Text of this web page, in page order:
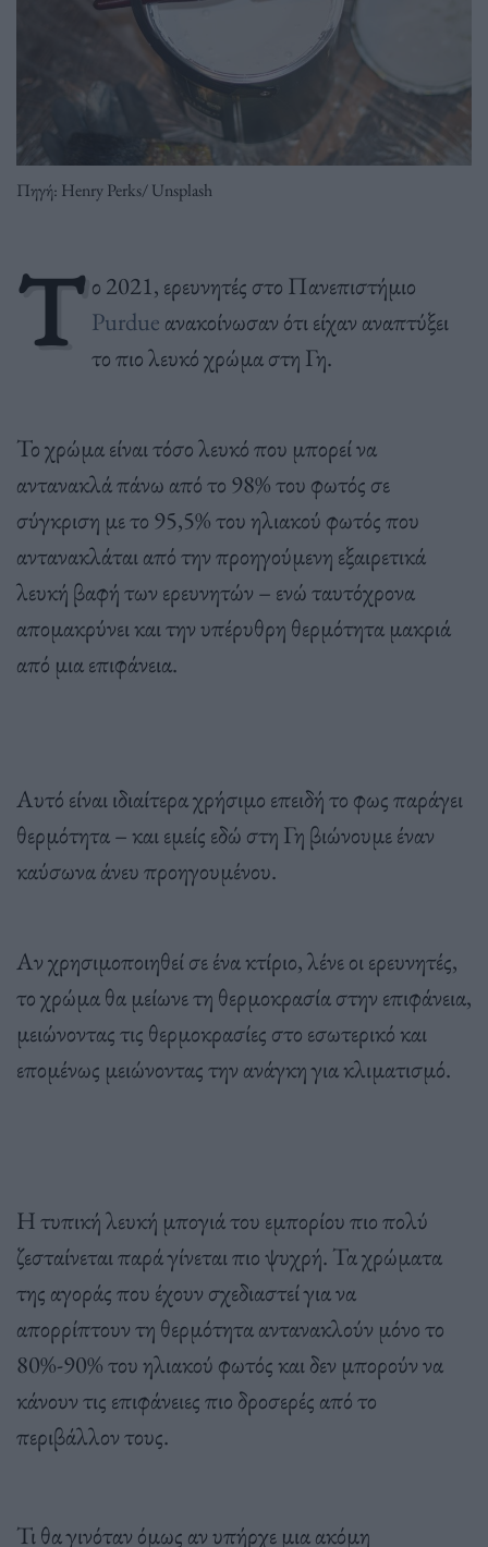
Πηγή: Henry Perks/ Unsplash
Τ ο 2021, ερευνητές στο Πανεπιστήμιο
Purdue ανακοίνωσαν ότι είχαν αναπτύξει
το πιο λευκό χρώμα στη Γη.
Το χρώμα είναι τόσο λευκό που μπορεί να
αντανακλά πάνω από το 98% του φωτός σε
σύγκριση με το 95,5% του ηλιακού φωτός που
αντανακλάται από την προηγούμενη εξαιρετικά
λευκή βαφή των ερευνητών – ενώ ταυτόχρονα
απομακρύνει και την υπέρυθρη θερμότητα μακριά
από μια επιφάνεια.
Αυτό είναι ιδιαίτερα χρήσιμο επειδή το φως παράγει
θερμότητα – και εμείς εδώ στη Γη βιώνουμε έναν
καύσωνα άνευ προηγουμένου.
Αν χρησιμοποιηθεί σε ένα κτίριο, λένε οι ερευνητές,
το χρώμα θα μείωνε τη θερμοκρασία στην επιφάνεια,
μειώνοντας τις θερμοκρασίες στο εσωτερικό και
επομένως μειώνοντας την ανάγκη για κλιματισμό.
Η τυπική λευκή μπογιά του εμπορίου πιο πολύ
ζεσταίνεται παρά γίνεται πιο ψυχρή. Τα χρώματα
της αγοράς που έχουν σχεδιαστεί για να
απορρίπτουν τη θερμότητα αντανακλούν μόνο το
80%-90% του ηλιακού φωτός και δεν μπορούν να
κάνουν τις επιφάνειες πιο δροσερές από το
περιβάλλον τους.
Τι θα γινόταν όμως αν υπήρχε μια ακόμη